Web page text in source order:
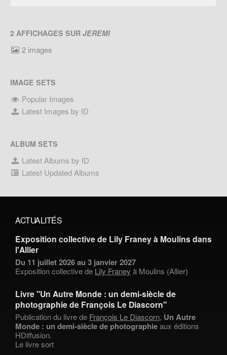
2 AFFICHAGES SUR JEREMI
2 images
IMAGE SETS
Popular Images
Latest Images by ID
ALBUM SETS
Latest Albums by ID
Latest Updated Albums
ACTUALITÉS
Exposition collective de Lily Franey à Moulins dans
l'Allier
Du 11 juillet 2026 au 3 janvier 2027
Exposition collective de Lily Franey à Moulins (Allier)
Livre "Un Autre Monde : un demi-siècle de
photographie de François Le Diascorn"
Publication du livre de François Le Diascorn, Un Autre
Monde : un demi-siècle de photographieaux éditions
HDiffusion.
Le livre sort